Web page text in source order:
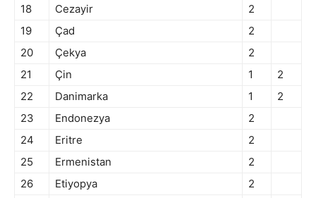
18
Cezayir
2
19
Çad
2
20
Çekya
2
21
Çin 1
2
22
Danimarka 1
2
23
Endonezya
2
24
Eritre
2
25
Ermenistan
2
26
Etiyopya
2